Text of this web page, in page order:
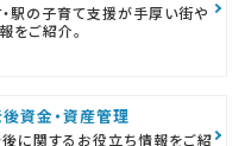
駅の子育て支援が手厚い街や
をご紹介。
後資金・資産管理
に関するお役立ち情報をご紹